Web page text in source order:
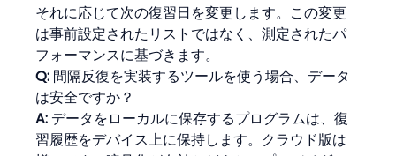
それに応じて次の復習日を変更します。この変更
は事前設定されたリストではなく、測定されたパ
フォーマンスに基づきます。
Q: 間隔反復を実装するツールを使う場合、データ
は安全ですか？
A: データをローカルに保存するプログラムは、復
習履歴をデバイス上に保持します。クラウド版は